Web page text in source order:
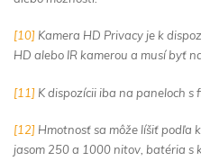
[10] Kamera HD Privacy je k
HD alebo IR kamerou a musí byť
[11] K dispozícii iba na paneloch s
[12] Hmotnosť sa môže líšiť podľa
jasom 250 a 1000 nitov, batéria s